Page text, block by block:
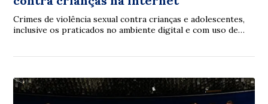
Crimes de violência sexual contra crianças e adolescentes,
inclusive os praticados no ambiente digital e com uso de